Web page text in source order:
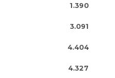
1.390
3.091
4.404
4.327